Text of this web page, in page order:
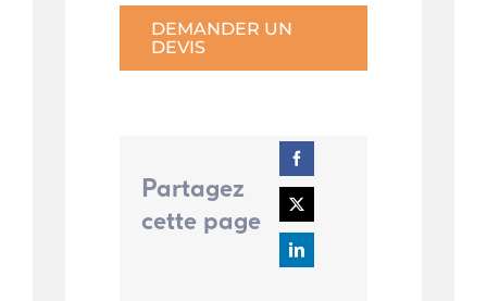
DEMANDER UN
DEVIS
Partagez
cette page